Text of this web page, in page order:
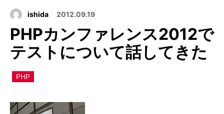
ishida 2012.09.19
PHPカンファレンス2012で
テストについて話してきた
PHP